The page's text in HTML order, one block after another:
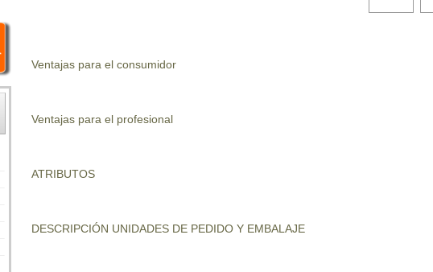
Ventajas para el consumidor
Ventajas para el profesional
ATRIBUTOS
DESCRIPCIÓN UNIDADES DE PEDIDO Y EMBALAJE